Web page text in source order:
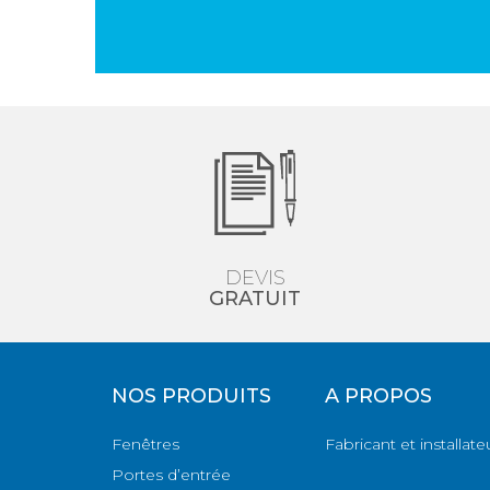
DEVIS
GRATUIT
NOS PRODUITS
Fenêtres
Portes d’entrée
A PROPOS
Fabricant et